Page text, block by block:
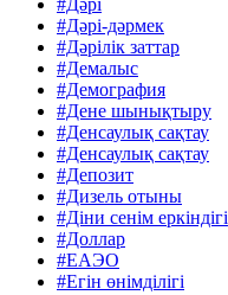
#Дәрі
#Дәрі-дәрмек
#Дәрілік заттар
#Демалыс
#Демография
#Дене шынықтыру
#Денсаулық сақтау
#Денсаулық сақтау
#Депозит
#Дизель отыны
#Діни сенім еркіндігі
#Доллар
#ЕАЭО
#Егін өнімділігі